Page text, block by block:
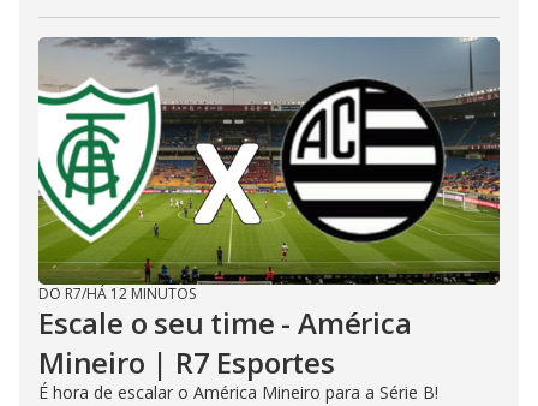
DO R7/HÁ 12 MINUTOS
Escale o seu time - América
Mineiro | R7 Esportes
É hora de escalar o América Mineiro para a Série B!